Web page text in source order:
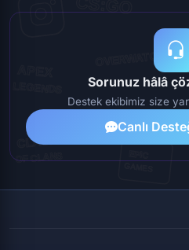
Sorunuz hâlâ
Destek ekibimiz size
Canlı